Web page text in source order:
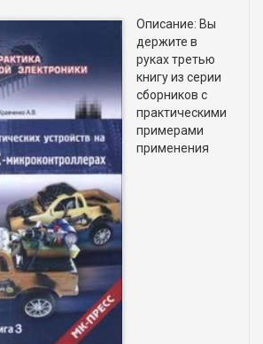
Описание: Вы
держите в
руках третью
книгу из серии
сборников с
практическими
примерами
применения